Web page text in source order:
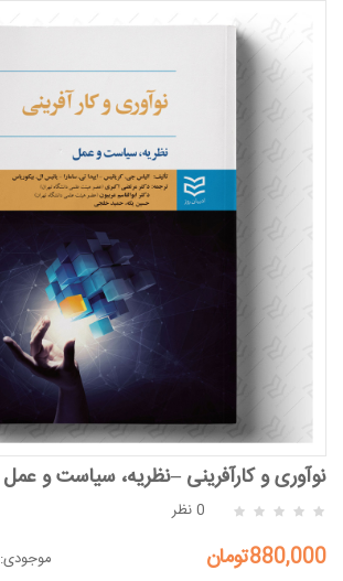
نوآوری و کارآفرینی –نظریه، سیاست و عمل
0 نظر
880,000تومان موجودی: